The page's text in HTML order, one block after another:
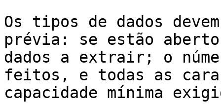
Os tipos de dados
prévia: se estão
dados a extrair; o
feitos, e todas as
capacidade mínima